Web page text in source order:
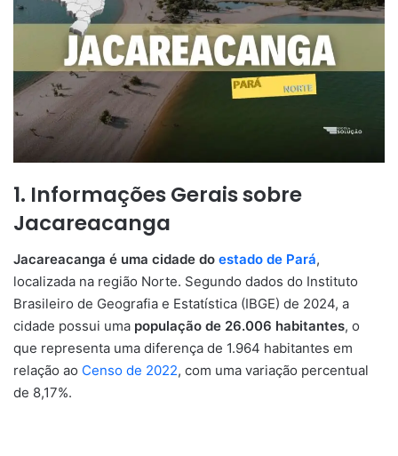
1. Informações Gerais sobre
Jacareacanga
Jacareacanga é uma cidade do estado de Pará,
localizada na região Norte. Segundo dados do Instituto
Brasileiro de Geografia e Estatística (IBGE) de 2024, a
cidade possui uma população de 26.006 habitantes, o
que representa uma diferença de 1.964 habitantes em
relação ao Censo de 2022, com uma variação percentual
de 8,17%.